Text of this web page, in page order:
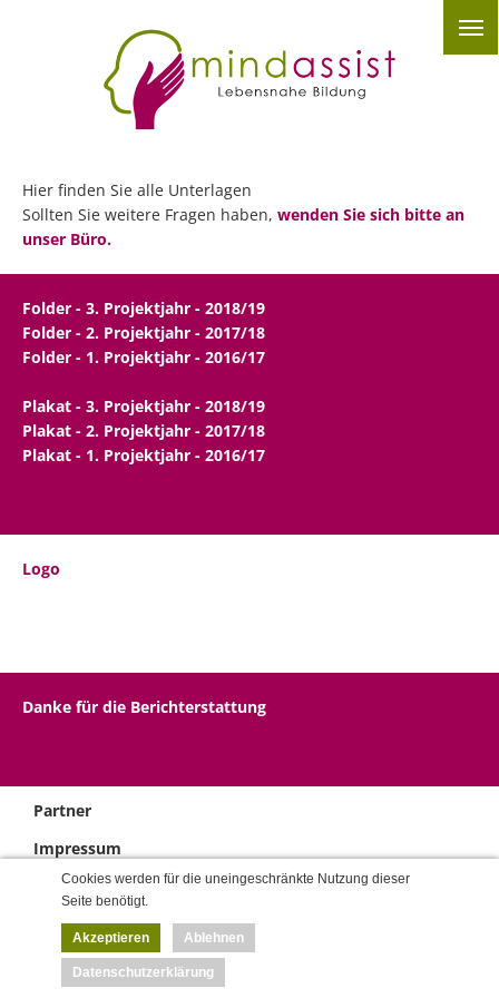
Hier finden Sie alle Unterlagen
Sollten Sie weitere Fragen haben, wenden Sie sich bitte an
unser Büro.
Folder - 3. Projektjahr - 2018/19
Folder - 2. Projektjahr - 2017/18
Folder - 1. Projektjahr - 2016/17
Plakat - 3. Projektjahr - 2018/19
Plakat - 2. Projektjahr - 2017/18
Plakat - 1. Projektjahr - 2016/17
Logo
Danke für die Berichterstattung
Partner
Impressum
AGBsCookies werden für die uneingeschränkte Nutzung dieser
Seite benötigt.
Akzeptieren Ablehnen
Datenschutzerklärung